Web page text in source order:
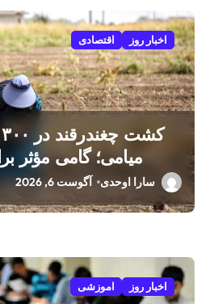
اخبار روز اقتصادی
میامی؛ گامی مؤثر
سارا اوحدی آگوست 6, 2026
اخبار روز اموزشی